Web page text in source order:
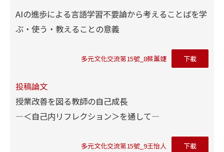
AIの進歩による言語学習不要論から考えることばを学
ぶ・使う・教えることの意義
多元文化交流第15號_8蔡薰婕 下載
投稿論文
授業改善を図る教師の自己成長
―＜自己内リフレクション＞を通して―
多元文化交流第15號_9王怡人 下載